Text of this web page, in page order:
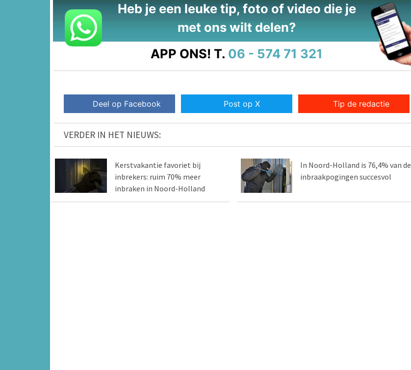
Heb je een leuke tip, foto of video die je
met ons wilt delen?
APP ONS! T. 06 - 574 71 321
Deel op Facebook Post op X Tip de redactie
VERDER IN HET NIEUWS:
Kerstvakantie favoriet bij
inbrekers: ruim 70% meer
inbraken in Noord-Holland
In Noord-Holland is 76,4% van de
inbraakpogingen succesvol